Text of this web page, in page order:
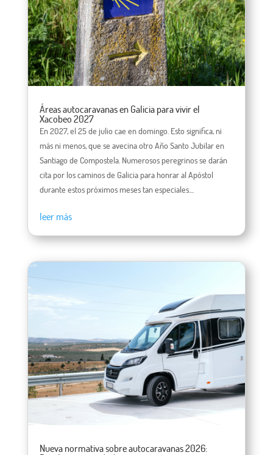
Áreas autocaravanas en Galicia para vivir el
Xacobeo 2027
En 2027, el 25 de julio cae en domingo. Esto significa, ni
más ni menos, que se avecina otro Año Santo Jubilar en
Santiago de Compostela. Numerosos peregrinos se darán
cita por los caminos de Galicia para honrar al Apóstol
durante estos próximos meses tan especiales....
leer más
Nueva normativa sobre autocaravanas 2026: